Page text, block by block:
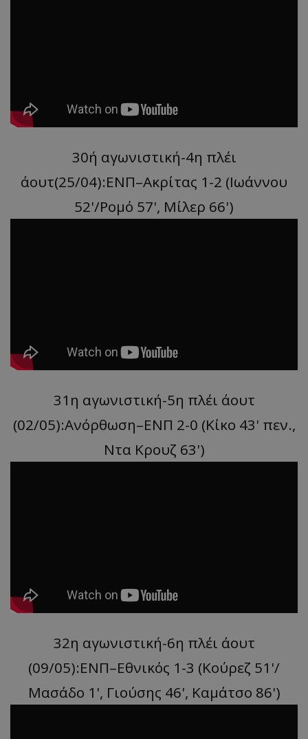
30ή αγωνιστική-4η πλέι
άουτ(25/04):ΕΝΠ–Ακρίτας 1-2 (Ιωάννου
52'/Ρομό 57', Μίλερ 66')
31η αγωνιστική-5η πλέι άουτ
(02/05):Ανόρθωση–ΕΝΠ 2-0 (Κίκο 43' πεν.,
Ντα Κρουζ 63')
32η αγωνιστική-6η πλέι άουτ
(09/05):ΕΝΠ–Εθνικός 1-3 (Κούρεζ 51'/
Μασάδο 1', Γιούσης 46', Καμάτσο 86')